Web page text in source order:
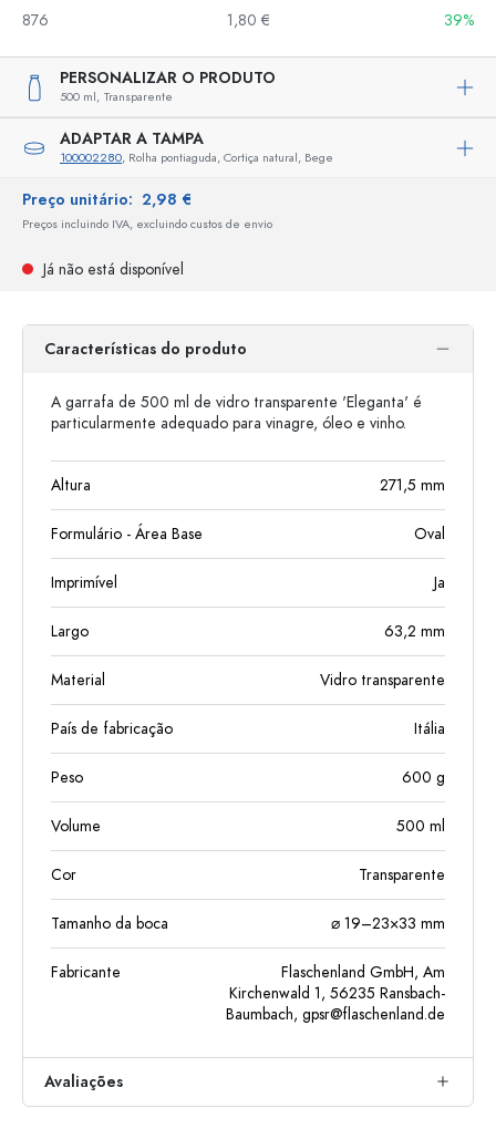
876
1,80 € 39%
PERSONALIZAR O PRODUTO
500 ml, Transparente
ADAPTAR A TAMPA
100002280, Rolha pontiaguda, Cortiça natural, Bege
Preço unitário: 2,98 €
Preços incluindo IVA, excluindo custos de envio
Já não está disponível
Características do produto
A garrafa de 500 ml de vidro transparente 'Eleganta' é
particularmente adequado para vinagre, óleo e vinho.
Altura 271,5 mm
Formulário - Área Base Oval
Imprimível Ja
Largo 63,2 mm
Material Vidro transparente
País de fabricação Itália
Peso 600 g
Volume 500 ml
Cor Transparente
Tamanho da boca ⌀ 19–23×33 mm
Fabricante
Flaschenland GmbH, Am
Kirchenwald 1, 56235 Ransbach-
Baumbach, gpsr@flaschenland.de
Avaliações